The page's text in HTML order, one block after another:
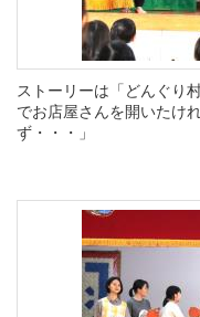
ストーリーは「どんぐり
でお店屋さんを開いたけ
ず・・・
」